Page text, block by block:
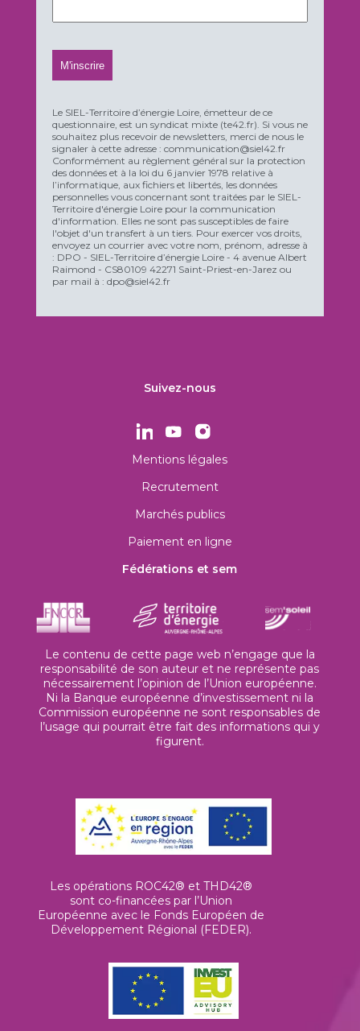
Le SIEL-Territoire d’énergie Loire, émetteur de ce
questionnaire, est un syndicat mixte (te42.fr). Si vous ne
souhaitez plus recevoir de newsletters, merci de nous le
signaler à cette adresse : communication@siel42.fr
Conformément au règlement général sur la protection
des données et à la loi du 6 janvier 1978 relative à
l’informatique, aux fichiers et libertés, les données
personnelles vous concernant sont traitées par le SIEL-
Territoire d'énergie Loire pour la communication
d'information. Elles ne sont pas susceptibles de faire
l'objet d'un transfert à un tiers. Pour exercer vos droits,
envoyez un courrier avec votre nom, prénom, adresse à
: DPO - SIEL-Territoire d’énergie Loire - 4 avenue Albert
Raimond - CS80109 42271 Saint-Priest-en-Jarez ou
par mail à : dpo@siel42.fr
Suivez-nous
Mentions légales
Recrutement
Marchés publics
Paiement en ligne
Fédérations et sem
Le contenu de cette page web n’engage que la
responsabilité de son auteur et ne représente pas
nécessairement l’opinion de l’Union européenne.
Ni la Banque européenne d’investissement ni la
Commission européenne ne sont responsables de
l’usage qui pourrait être fait des informations qui y
figurent.
Les opérations ROC42® et THD42®
sont co-financées par l’Union
Européenne avec le Fonds Européen de
Développement Régional (FEDER).